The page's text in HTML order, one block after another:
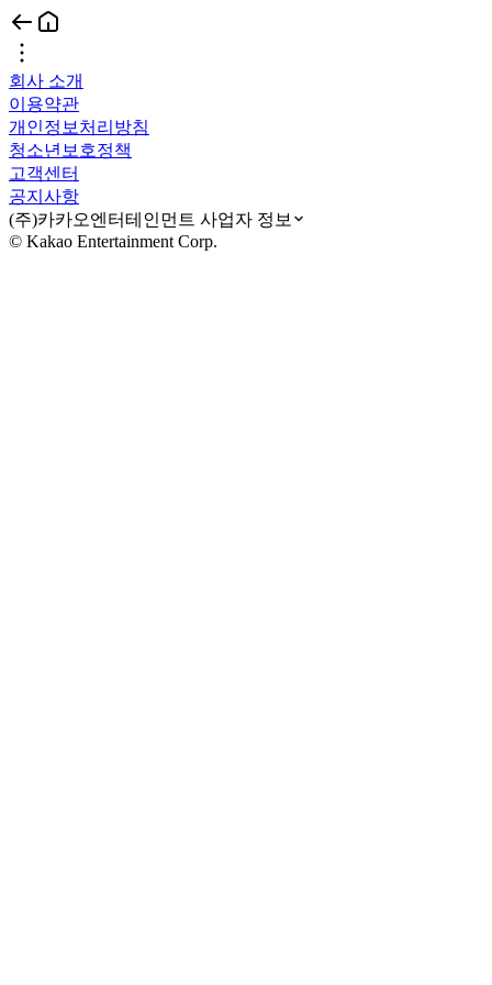
회사 소개
이용약관
개인정보처리방침
청소년보호정책
고객센터
공지사항
(주)카카오엔터테인먼트 사업자 정보
© Kakao Entertainment Corp.